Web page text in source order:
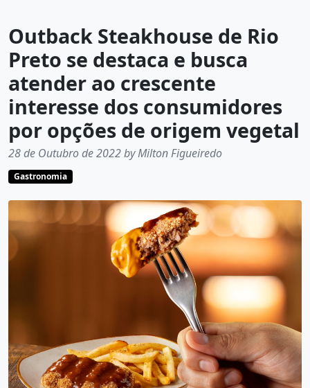
Outback Steakhouse de Rio
Preto se destaca e busca
atender ao crescente
interesse dos consumidores
por opções de origem vegetal
28 de Outubro de 2022 by Milton Figueiredo
Gastronomia